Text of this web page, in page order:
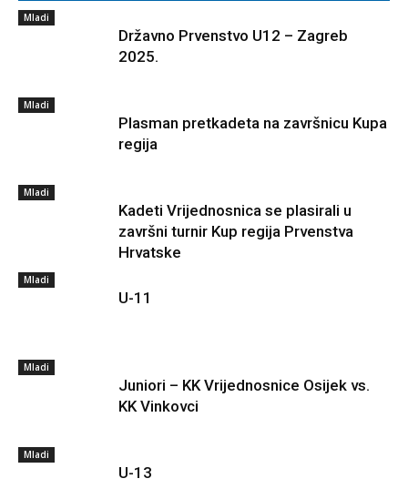
Mladi
Državno Prvenstvo U12 – Zagreb
2025.
Mladi
Plasman pretkadeta na završnicu Kupa
regija
Mladi
Kadeti Vrijednosnica se plasirali u
završni turnir Kup regija Prvenstva
Hrvatske
Mladi
U-11
Mladi
Juniori – KK Vrijednosnice Osijek vs.
KK Vinkovci
Mladi
U-13